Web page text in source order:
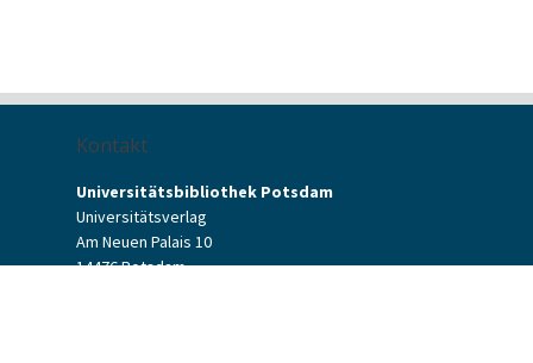
Kontakt
Universitätsbibliothek Potsdam
Universitätsverlag
Am Neuen Palais 10
14476 Potsdam